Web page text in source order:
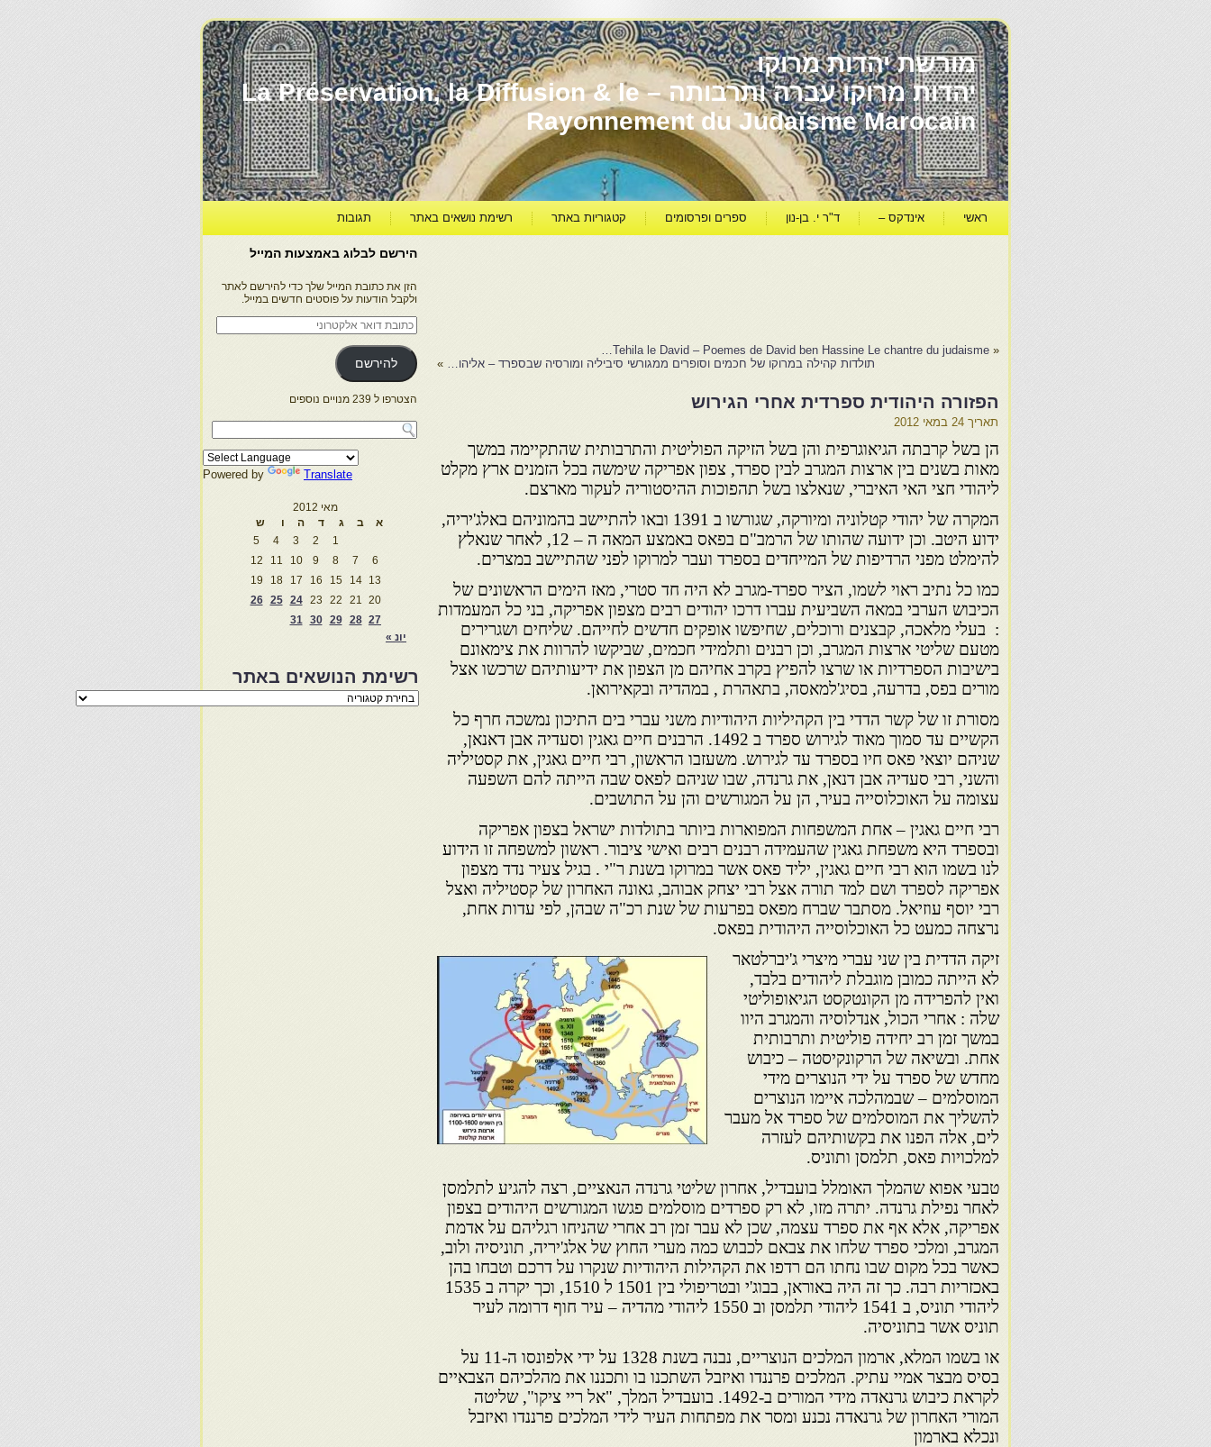
מורשת יהדות מרוקו
יהדות מרוקו עברה ותרבותה – La Préservation, la Diffusion & le
Rayonnement du Judaïsme Marocain
ראשי אינדקס – ד"ר י. בן-נון ספרים ופרסומים קטגוריות באתר רשימת נושאים באתר תגובות
«
Tehila le David – Poemes de David ben Hassine Le chantre du judaisme…
תולדות קהילה במרוקו של חכמים וסופרים ממגורשי סיביליה ומורסיה שבספרד – אליהו… »
הפזורה היהודית ספרדית אחרי הגירוש
תאריך 24 במאי 2012
הן בשל קרבתה הגיאוגרפית והן בשל הזיקה הפוליטית והתרבותית שהתקיימה במשך
מאות בשנים בין ארצות המגרב לבין ספרד, צפון אפריקה שימשה בכל הזמנים ארץ מקלט
ליהודי חצי האי האיברי, שנאלצו בשל תהפוכות ההיסטוריה לעקור מארצם.
המקרה של יהודי קטלוניה ומיורקה, שגורשו ב 1391 ובאו להתיישב בהמוניהם באלג'יריה,
ידוע היטב. וכן ידועה שהותו של הרמב"ם בפאס באמצע המאה ה – 12, לאחר שנאלץ
להימלט מפני הרדיפות של המייחדים בספרד ועבר למרוקו לפני שהתיישב במצרים.
כמו כל נתיב ראוי לשמו, הציר ספרד-מגרב לא היה חד סטרי, מאז הימים הראשונים של
הכיבוש הערבי במאה השביעית עברו דרכו יהודים רבים מצפון אפריקה, בני כל המעמדות
: בעלי מלאכה, קבצנים ורוכלים, שחיפשו אופקים חדשים לחייהם. שליחים ושגרירים
מטעם שליטי ארצות המגרב, וכן רבנים ותלמידי חכמים, שביקשו להרוות את צימאונם
בישיבות הספרדיות או שרצו להפיץ בקרב אחיהם מן הצפון את ידיעותיהם שרכשו אצל
מורים בפס, בדרעה, בסיג'למאסה, בתאהרת , במהדיה ובקאירואן.
מסורת זו של קשר הדדי בין הקהיליות היהודיות משני עברי בים התיכון נמשכה חרף כל
הקשיים עד סמוך מאוד לגירוש ספרד ב 1492. הרבנים חיים גאגין וסעדיה אבן דאנאן,
שניהם יוצאי פאס חיו בספרד עד לגירוש. משעזבו הראשון, רבי חיים גאגין, את קסטיליה
והשני, רבי סעדיה אבן דנאן, את גרנדה, שבו שניהם לפאס שבה הייתה להם השפעה
עצומה על האוכלוסייה בעיר, הן על המגורשים והן על התושבים.
רבי חיים גאגין – אחת המשפחות המפוארות ביותר בתולדות ישראל בצפון אפריקה
ובספרד היא משפחת גאגין שהעמידה רבנים רבים ואישי ציבור. ראשון למשפחה זו הידוע
לנו בשמו הוא רבי חיים גאגין, יליד פאס אשר במרוקו בשנת ר"י . בגיל צעיר נדד מצפון
אפריקה לספרד ושם למד תורה אצל רבי יצחק אבוהב, גאונה האחרון של קסטיליה ואצל
רבי יוסף עוזיאל. מסתבר שברח מפאס בפרעות של שנת רכ"ה שבהן, לפי עדות אחת,
נרצחה כמעט כל האוכלוסייה היהודית בפאס.
זיקה הדדית בין שני עברי מיצרי ג'יברלטאר
לא הייתה כמובן מוגבלת ליהודים בלבד,
ואין להפרידה מן הקונטקסט הגיאופוליטי
שלה : אחרי הכול, אנדלוסיה והמגרב היוו
במשך זמן רב יחידה פוליטית ותרבותית
אחת. ובשיאה של הרקונקיסטה – כיבוש
מחדש של ספרד על ידי הנוצרים מידי
המוסלמים – שבמהלכה איימו הנוצרים
להשליך את המוסלמים של ספרד אל מעבר
לים, אלה הפנו את בקשותיהם לעזרה
למלכויות פאס, תלמסן ותוניס.
טבעי אפוא שהמלך האומלל בועבדיל, אחרון שליטי גרנדה הנאציים, רצה להגיע לתלמסן
לאחר נפילת גרנדה. יתרה מזו, לא רק ספרדים מוסלמים פגשו המגורשים היהודים בצפון
אפריקה, אלא אף את ספרד עצמה, שכן לא עבר זמן רב אחרי שהניחו רגליהם על אדמת
המגרב, ומלכי ספרד שלחו את צבאם לכבוש כמה מערי החוץ של אלג'יריה, תוניסיה ולוב,
כאשר בכל מקום שבו נחתו הם רדפו את הקהילות היהודיות שנקרו על דרכם וטבחו בהן
באכזריות רבה. כך זה היה באוראן, בבוג'י ובטריפולי בין 1501 ל 1510, וכך יקרה ב 1535
ליהודי תוניס, ב 1541 ליהודי תלמסן וב 1550 ליהודי מהדיה – עיר חוף דרומה לעיר
תוניס אשר בתוניסיה.
או בשמו המלא, ארמון המלכים הנוצריים, נבנה בשנת 1328 על ידי אלפונסו ה-11 על
בסיס מבצר אמיי עתיק. המלכים פרננדו ואיזבל השתכנו בו ותכננו את מהלכיהם הצבאיים
לקראת כיבוש גרנאדה מידי המורים ב-1492. בועבדיל המלך, "אל ריי ציקו", שליטה
המורי האחרון של גרנאדה נכנע ומסר את מפתחות העיר לידי המלכים פרננדו ואיזבל
ונכלא בארמון
הירשם לבלוג באמצעות המייל
הזן את כתובת המייל שלך כדי להירשם לאתר
ולקבל הודעות על פוסטים חדשים במייל.
כתובת
דואר
אלקטרוני
להירשם
הצטרפו ל 239 מנויים נוספים
Powered by Translate
מאי 2012
א
ב ג ד ה ו
ש
1
2
3
4
5
6
7
8
9
10
11
12
13
14
15
16
17
18
19
20
21
22
23
24
25
26
27
28
29
30
31
יונ »
רשימת הנושאים באתר
רשימת
הנושאים